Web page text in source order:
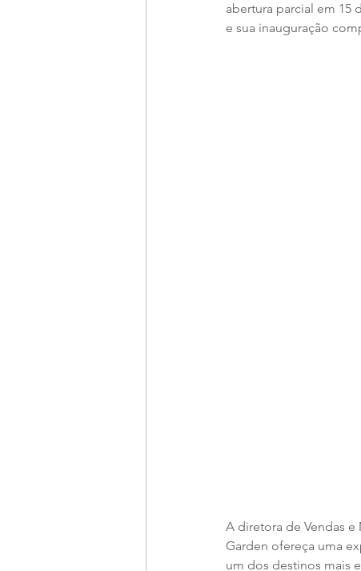
abertura parcial em 15
e sua inauguração
A diretora de Vendas
Garden ofereça uma
um dos destinos mais